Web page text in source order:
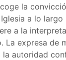
la
a lo
a la
La expresa de
la autoridad